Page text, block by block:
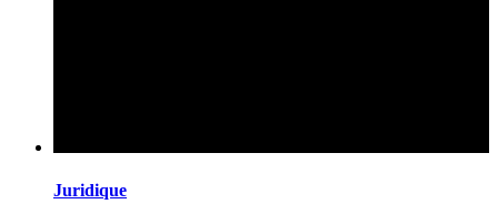
Juridique